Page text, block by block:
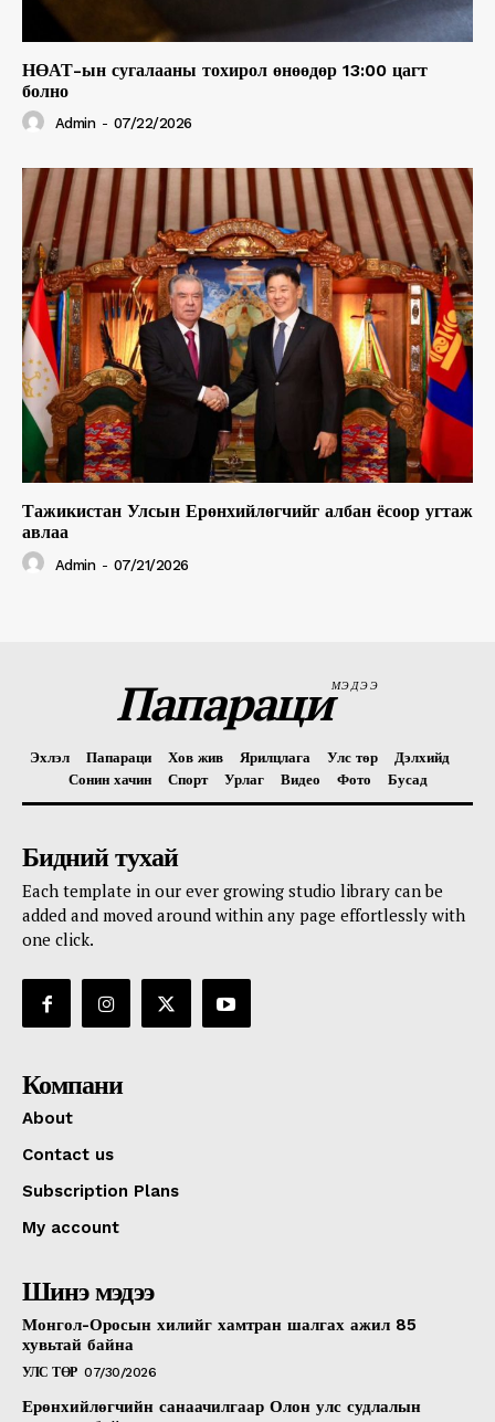
НӨАТ-ын сугалааны тохирол өнөөдөр 13:00 цагт
болно
Admin - 07/22/2026
Тажикистан Улсын Ерөнхийлөгчийг албан ёсоор угтаж
авлаа
Admin - 07/21/2026
ПапарациМЭДЭЭ
Эхлэл Папараци Хов жив Ярилцлага Улс төр
Дэлхийд
Сонин хачин
Спорт Урлаг Видео Фото Бусад
Бидний тухай
Each template in our ever growing studio library can be
added and moved around within any page effortlessly with
one click.
Компани
About
Contact us
Subscription Plans
My account
Шинэ мэдээ
Монгол-Оросын хилийг хамтран шалгах ажил 85
хувьтай байна
УЛС ТӨР 07/30/2026
Ерөнхийлөгчийн санаачилгаар Олон улс судлалын